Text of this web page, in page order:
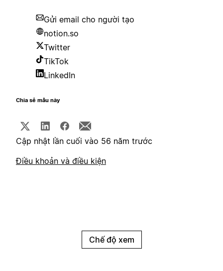
Gửi email cho người tạo
notion.so
Twitter
TikTok
LinkedIn
Chia sẻ mẫu này
Cập nhật lần cuối vào 56 năm trước
Điều khoản và điều kiện
Chế độ xem